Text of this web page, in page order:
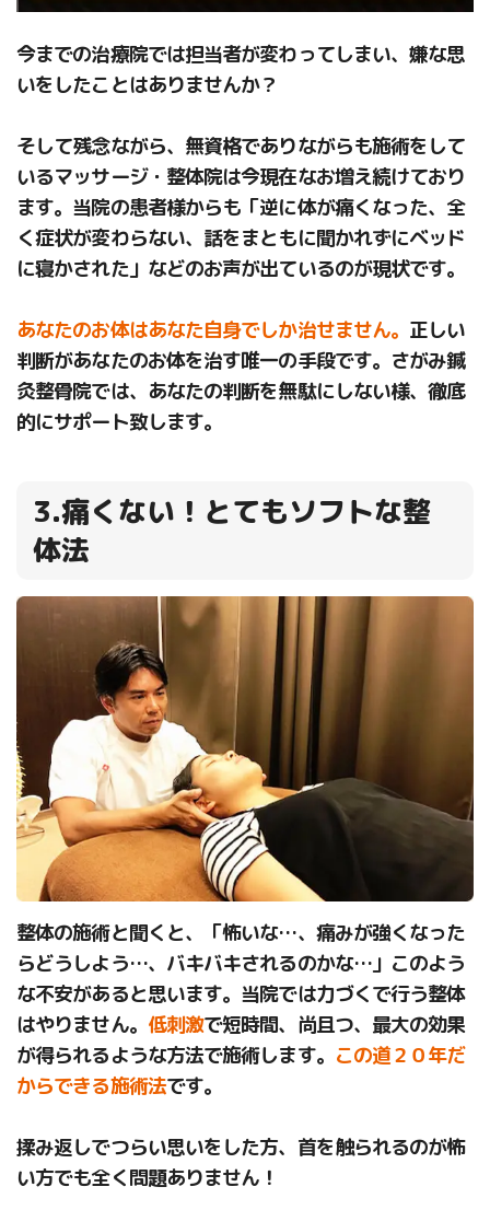
今までの治療院では担当者が変わってしまい、嫌な思
いをしたことはありませんか？
そして残念ながら、無資格でありながらも施術をして
いるマッサージ・整体院は今現在なお増え続けており
ます。当院の患者様からも「逆に体が痛くなった、全
く症状が変わらない、話をまともに聞かれずにベッド
に寝かされた」などのお声が出ているのが現状です。
あなたのお体はあなた自身でしか治せません。 正しい
判断があなたのお体を治す唯一の手段です。さがみ鍼
灸整骨院では、あなたの判断を無駄にしない様、徹底
的にサポート致します。
3.痛くない！とてもソフトな整
体法
整体の施術と聞くと、「怖いな…、痛みが強くなった
らどうしよう…、バキバキされるのかな…」このよう
な不安があると思います。当院では力づくで行う整体
はやりません。 低刺激で短時間、尚且つ、最大の効果
が得られるような方法で施術します。 この道２０年だ
からできる施術法です。
揉み返しでつらい思いをした方、首を触られるのが怖
い方でも全く問題ありません！